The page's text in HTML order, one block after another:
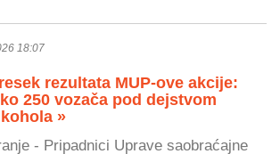
18:07
rezultata MUP-ove akcije:
250 vozača pod dejstvom
»
- Pripadnici Uprave saobraćajne